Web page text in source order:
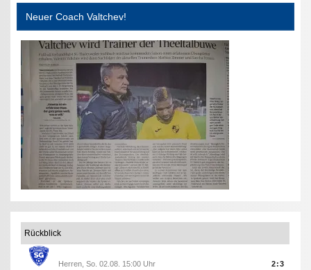
Neuer Coach Valtchev!
Rückblick
Herren, So. 02.08. 15:00 Uhr
2:3